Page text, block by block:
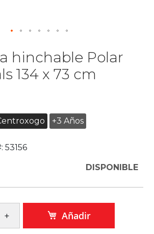
hinchable Polar
134 x 73 cm
+3 Años
53156
DISPONIBLE
Añadir